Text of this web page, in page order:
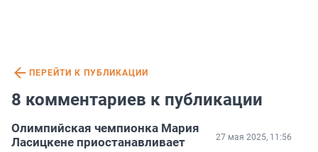
ПЕРЕЙТИ К ПУБЛИКАЦИИ
8 комментариев к публикации
Олимпийская чемпионка Мария
Ласицкене приостанавливает
27 мая 2025, 11:56